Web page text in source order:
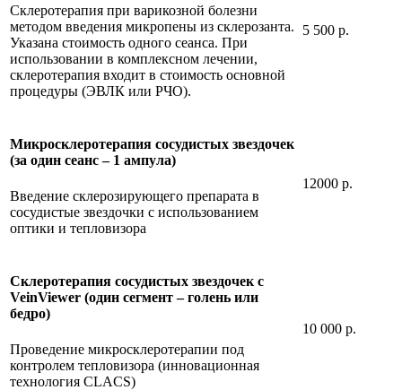
Склеротерапия при варикозной болезни
методом введения микропены из склерозанта.
Указана стоимость одного сеанса. При
использовании в комплексном лечении,
склеротерапия входит в стоимость основной
процедуры (ЭВЛК или РЧО).
5 500 р.
Микросклеротерапия сосудистых звездочек
(за один сеанс – 1 ампула)
Введение склерозирующего препарата в
сосудистые звездочки с использованием
оптики и тепловизора
12000 р.
Склеротерапия сосудистых звездочек с
VeinViewer (один сегмент – голень или
бедро)
Проведение микросклеротерапии под
контролем тепловизора (инновационная
технология CLACS)
10 000 р.